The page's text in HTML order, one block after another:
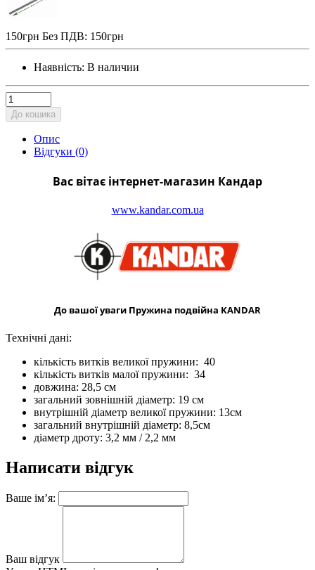
150грн Без ПДВ: 150грн
Наявність: В наличии
До кошика
Опис
Відгуки (0)
Вас вітає інтернет-магазин Кандар
www.kandar.com.ua
До вашої уваги Пружина подвійна KANDAR
Технічні дані:
кількість витків великої пружини: 40
кількість витків малої пружини: 34
довжина: 28,5 см
загальний зовнішній діаметр: 19 см
внутрішній діаметр великої пружини: 13см
загальний внутрішній діаметр: 8,5см
діаметр дроту: 3,2 мм / 2,2 мм
Написати відгук
Ваше ім’я:
Ваш відгук